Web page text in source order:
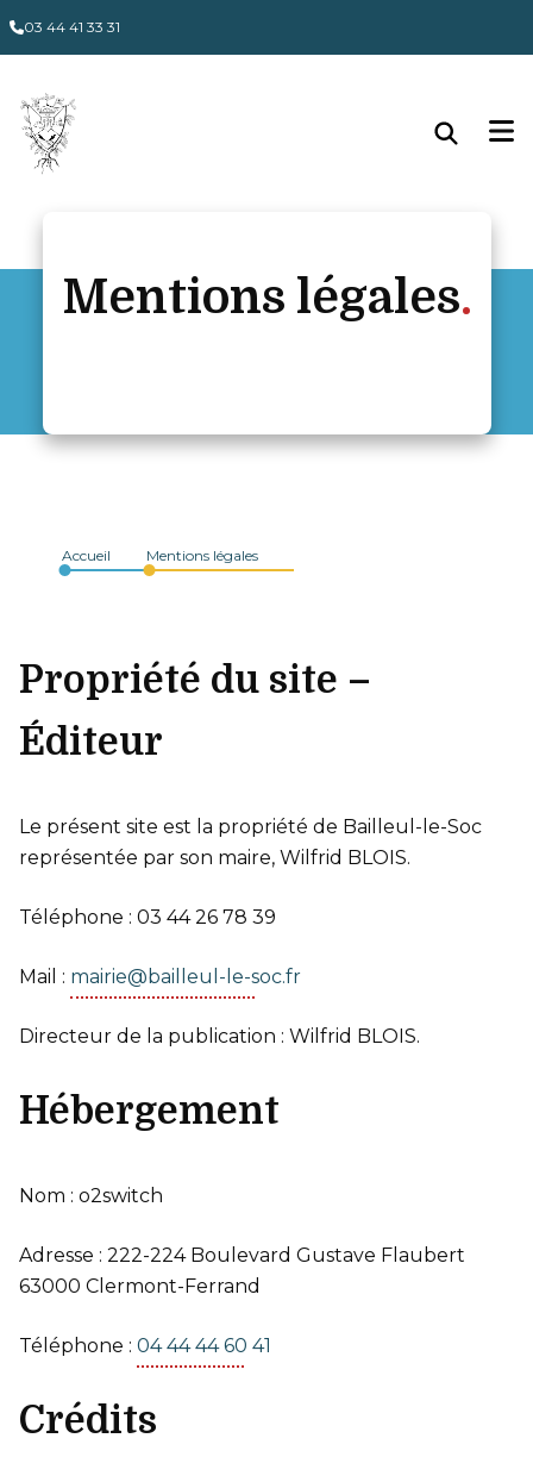
03 44 41 33 31
Mentions légales
Accueil Mentions légales
Propriété du site –
Éditeur
Le présent site est la propriété de Bailleul-le-Soc
représentée par son maire, Wilfrid BLOIS.
Téléphone : 03 44 26 78 39
Mail : mairie@bailleul-le-soc.fr
Directeur de la publication : Wilfrid BLOIS.
Hébergement
Nom : o2switch
Adresse : 222-224 Boulevard Gustave Flaubert
63000 Clermont-Ferrand
Téléphone : 04 44 44 60 41
Crédits
Panneau de gestion des cookies